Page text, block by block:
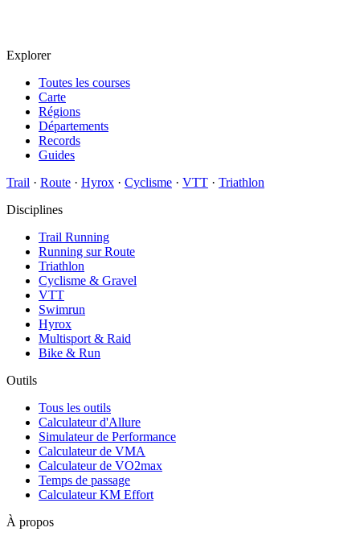
Explorer
Toutes les courses
Carte
Régions
Départements
Records
Guides
Trail · Route · Hyrox · Cyclisme · VTT · Triathlon
Disciplines
Trail Running
Running sur Route
Triathlon
Cyclisme & Gravel
VTT
Swimrun
Hyrox
Multisport & Raid
Bike & Run
Outils
Tous les outils
Calculateur d'Allure
Simulateur de Performance
Calculateur de VMA
Calculateur de VO2max
Temps de passage
Calculateur KM Effort
À propos